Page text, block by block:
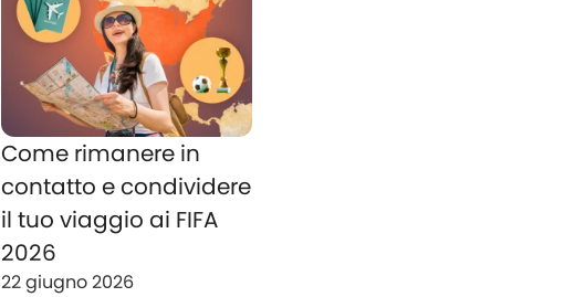
Come rimanere in
contatto e condividere
il tuo viaggio ai FIFA
2026
22 giugno 2026